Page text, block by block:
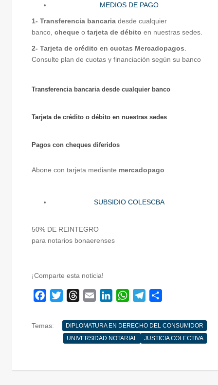
MEDIOS DE PAGO
1- Transferencia bancaria desde cualquier
banco, cheque o tarjeta de débito en nuestras sedes.
2- Tarjeta de crédito en cuotas Mercadopagos
Consulte plan de cuotas y financiación según su banco
Transferencia bancaria desde cualquier banco
Tarjeta de crédito o débito en nuestras sedes
Pagos con cheques diferidos
Abone con tarjeta mediante mercadopago
SUBSIDIO COLESCBA
50% DE REINTEGRO
para notarios bonaerenses
¡Comparte esta noticia!
o
i
t
t
r
r
e
a
s
a
i
l
n
k
e
I
W
a
t
s
p
l
e
g
a
m
p
a
t
Temas:
DIPLOMATURA EN DERECHO DEL CONSUMIDOR
JUSTICIA COLECTIVA
UNIVERSIDAD NOTARIAL